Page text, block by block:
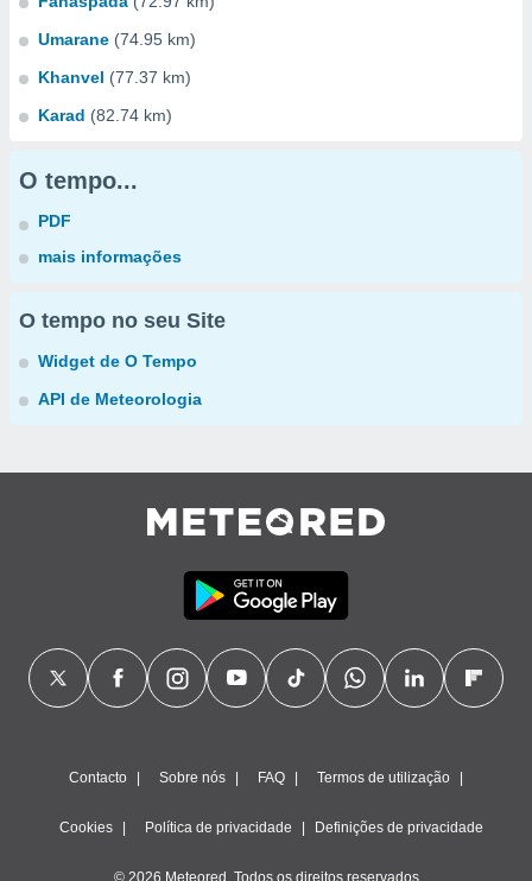
Umarane (74.95 km)
Khanvel (77.37 km)
Karad (82.74 km)
O tempo...
PDF
mais informações
O tempo no seu Site
Widget de O Tempo
API de Meteorologia
Contacto Sobre nós FAQ Termos de utilização
Cookies Política de privacidade Definições de privacidade
© 2026 Meteored. Todos os direitos reservados